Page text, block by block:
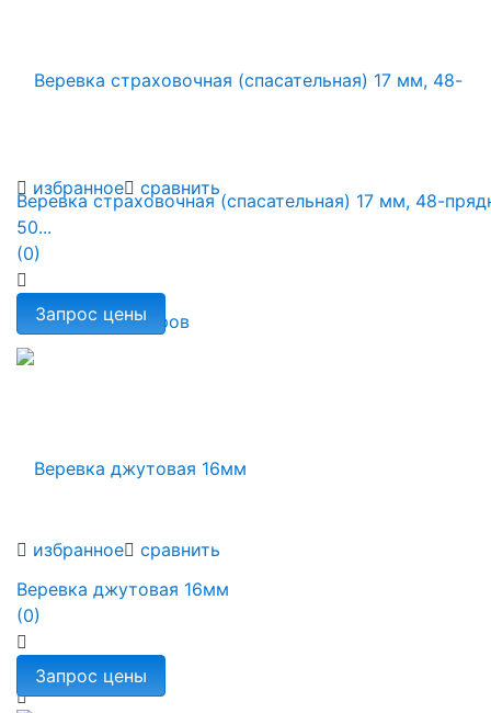
избранное сравнить
избранное сравнить
Веревка страховочная (спасательная) 17 мм, 48-
50...
(0)
Веревка джутовая 16мм
(0)